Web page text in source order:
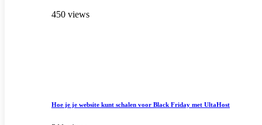
450 views
Hoe je je website kunt schalen voor Black Friday met UltaHost